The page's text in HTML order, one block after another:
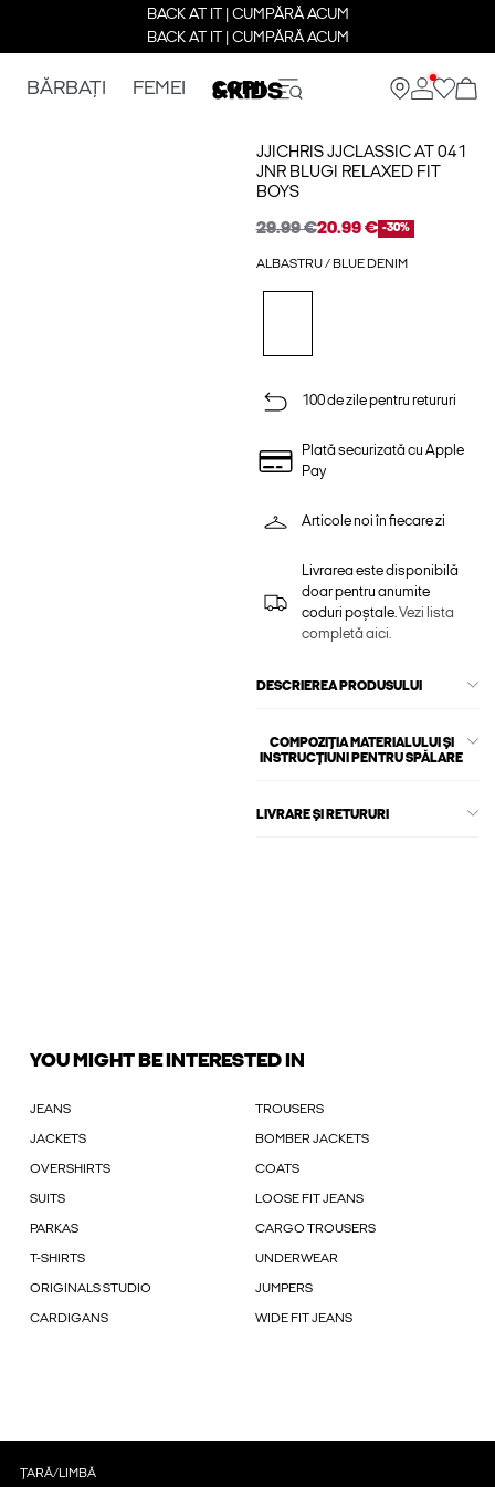
BACK AT IT | CUMPĂRĂ ACUM
BACK AT IT | CUMPĂRĂ ACUM
BĂRBAȚI FEMEI COPII
JJICHRIS JJCLASSIC AT 041
JNR BLUGI RELAXED FIT
BOYS
29.99 €20.99 € -30%
ALBASTRU / BLUE DENIM
100 de zile pentru retururi
Plată securizată cu Apple
Pay
Articole noi în fiecare zi
Livrarea este disponibilă
doar pentru anumite
coduri poștale.Vezi lista
completă aici.
DESCRIEREA PRODUSULUI
COMPOZIȚIA MATERIALULUI ȘI
INSTRUCȚIUNI PENTRU SPĂLARE
LIVRARE ȘI RETURURI
YOU MIGHT BE INTERESTED IN
JEANS TROUSERS
JACKETS BOMBER JACKETS
OVERSHIRTS COATS
SUITS LOOSE FIT JEANS
PARKAS CARGO TROUSERS
T-SHIRTS UNDERWEAR
ORIGINALS STUDIO JUMPERS
CARDIGANS WIDE FIT JEANS
ȚARĂ/LIMBĂ